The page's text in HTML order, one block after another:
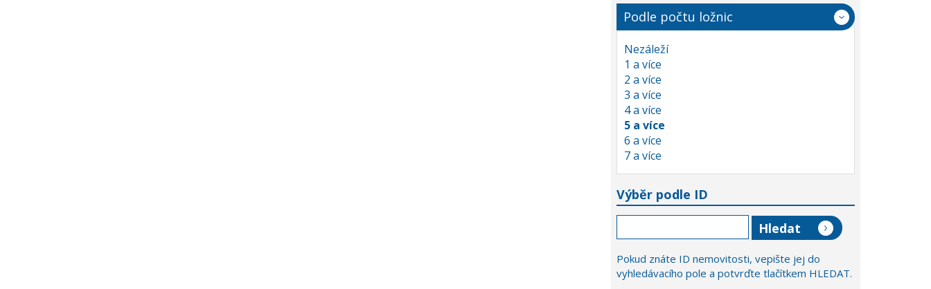
Podle počtu ložnic
Nezáleží
1 a více
2 a více
3 a více
4 a více
5 a více
6 a více
7 a více
Výběr podle ID
Pokud znáte ID nemovitosti, vepište jej do
vyhledávacího pole a potvrďte tlačítkem HLEDAT.